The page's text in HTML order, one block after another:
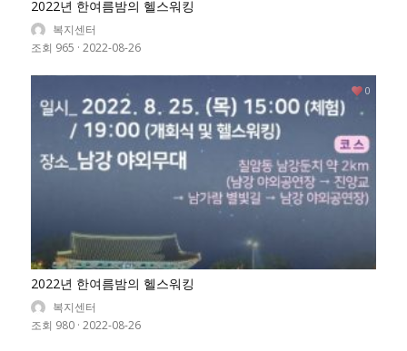
2022년 한여름밤의 헬스워킹
복지센터
조회 965 · 2022-08-26
2022년 한여름밤의 헬스워킹
복지센터
조회 980 · 2022-08-26
0